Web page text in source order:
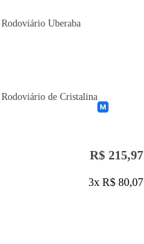
Uberaba
de Cristalina
R$ 215,97
3x R$ 80,07